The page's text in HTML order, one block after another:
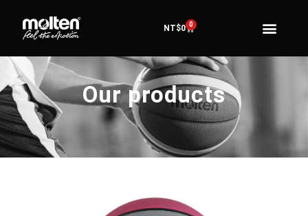
NT$0 0
Our products